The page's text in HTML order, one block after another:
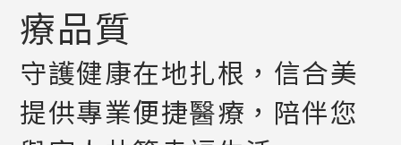
療品質
守護健康在地扎根，信合美
提供專業便捷醫療，陪伴您